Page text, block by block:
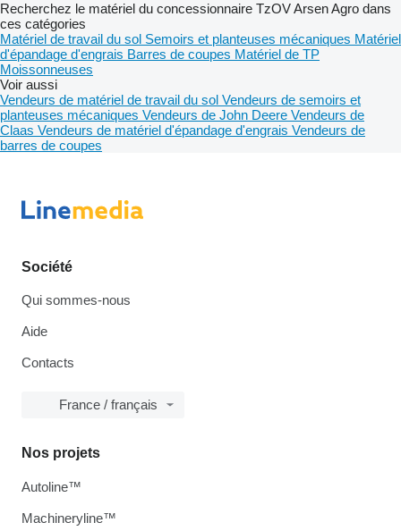
Recherchez le matériel du concessionnaire TzOV Arsen Agro dans
ces catégories
Matériel de travail du sol Semoirs et planteuses mécaniques Matériel
d'épandage d'engrais Barres de coupes Matériel de TP
Moissonneuses
Voir aussi
Vendeurs de matériel de travail du sol Vendeurs de semoirs et
planteuses mécaniques Vendeurs de John Deere Vendeurs de
Claas Vendeurs de matériel d'épandage d'engrais Vendeurs de
barres de coupes
Société
Qui sommes-nous
Aide
Contacts
France / français
Nos projets
Autoline™
Machineryline™